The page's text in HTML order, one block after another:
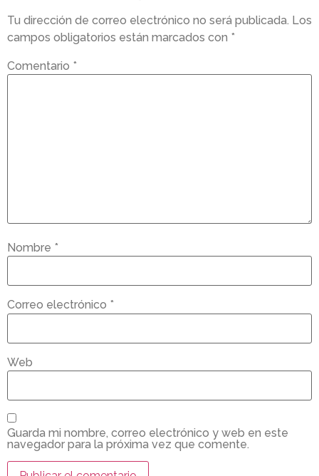
Tu dirección de correo electrónico no será publicada. Los
campos obligatorios están marcados con *
Comentario *
Nombre *
Correo electrónico *
Web
Guarda mi nombre, correo electrónico y web en este
navegador para la próxima vez que comente.